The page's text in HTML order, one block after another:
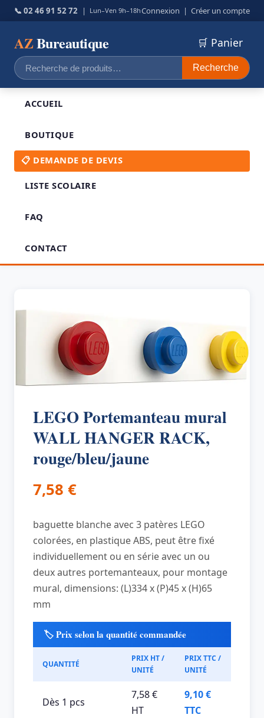
📞 02 46 91 52 72 | Lun–Ven 9h–18hConnexion | Créer un compte
AZBureautique
Recherche
pour :
Recherche
🛒 Panier
ACCUEIL
BOUTIQUE
📋 DEMANDE DE DEVIS
LISTE SCOLAIRE
FAQ
CONTACT
LEGO Portemanteau mural
WALL HANGER RACK,
rouge/bleu/jaune
7,58 €
baguette blanche avec 3 patères LEGO
colorées, en plastique ABS, peut être fixé
individuellement ou en série avec un ou
deux autres portemanteaux, pour montage
mural, dimensions: (L)334 x (P)45 x (H)65
mm
🏷️ Prix selon la quantité commandée
QUANTITÉ
PRIX HT /
UNITÉ
PRIX TTC /
UNITÉ
Dès 1 pcs
7,58 €
HT
9,10 €
TTC